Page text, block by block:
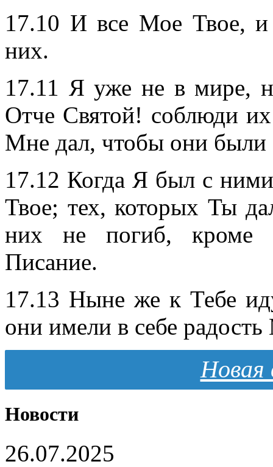
17.10 И все Мое Твое,
них.
17.11 Я уже не в мире,
Отче Святой! соблюди
Мне дал, чтобы они
17.12 Когда Я был с
Твое; тех, которых Ты
них не погиб, кроме
Писание.
17.13 Ныне же к Тебе
они имели в себе
Новая
Новости
26.07.2025